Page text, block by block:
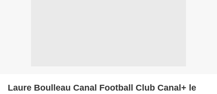
Laure Boulleau Canal Football Club Canal+ le